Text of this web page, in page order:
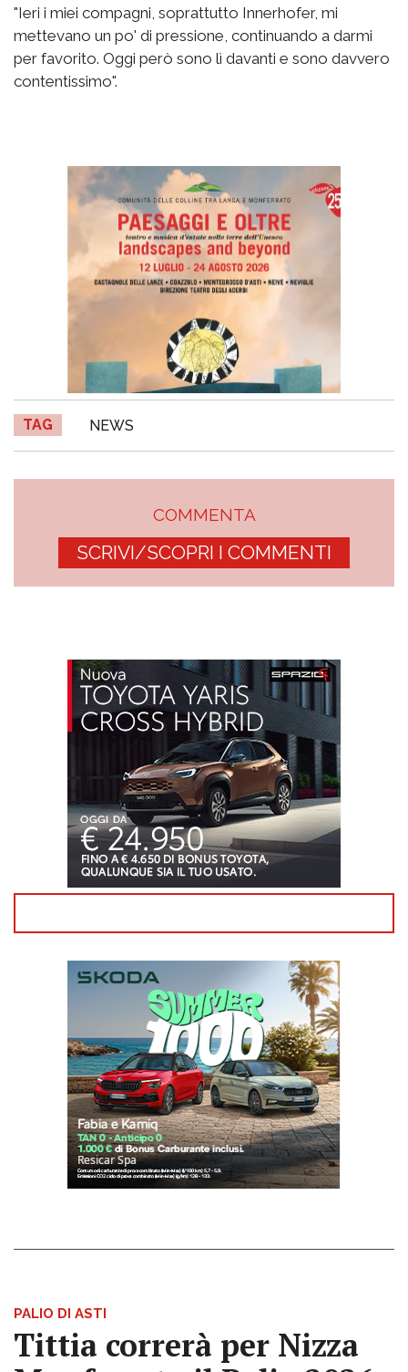
"Ieri i miei compagni, soprattutto Innerhofer, mi
mettevano un po' di pressione, continuando a darmi
per favorito. Oggi però sono lì davanti e sono davvero
contentissimo".
TAG NEWS
COMMENTA
SCRIVI/SCOPRI I COMMENTI
PALIO DI ASTI
Tittia correrà per Nizza